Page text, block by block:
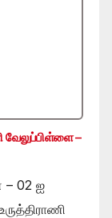
வேலுப்பிள்ளை –
– 02 ஐ